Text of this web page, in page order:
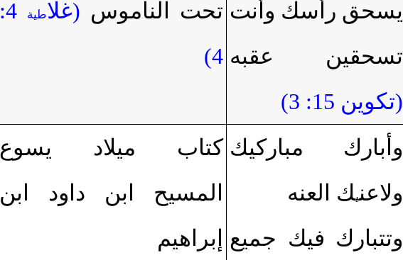
يسحق رأسك وأنت
تسحقين عقبه
(تكوين 15: 3)
تحت الناموس (غلاطية
4:
4
)
وأبارك مباركيك
ولاعنيك العنه
وتتبارك فيك جميع
كتاب ميلاد يسوع
المسيح ابن داود ابن
إبراهيم